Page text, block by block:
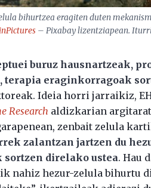
bihurtzea eragiten duten
– Pixabay lizentziapean.
buruz hausnartzeak,
terapia eraginkorragoak
Ideia horri jarraikiz,
Research aldizkarian
zenbait zelula
zalantzan jartzen du
direlako ustea. Hau
nahiz hezur-zelula bihurtu